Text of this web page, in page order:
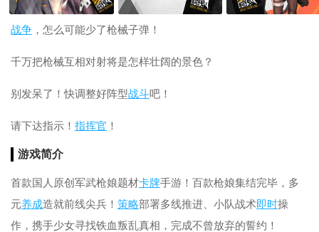
战争 ，怎么可能少了枪械子弹！
千万把枪械互相对射将是怎样壮阔的景色？
别发呆了！快调整好阵型战斗吧！
请下达指示！ 指挥官 ！
游戏简介
首款国人原创军武枪娘题材卡牌手游！百款枪娘集结完毕，多
元养成造就前线尖兵！ 策略部署多线推进、小队战术即时操
作，携手少女寻找铁血叛乱真相，完成不曾放弃的誓约！